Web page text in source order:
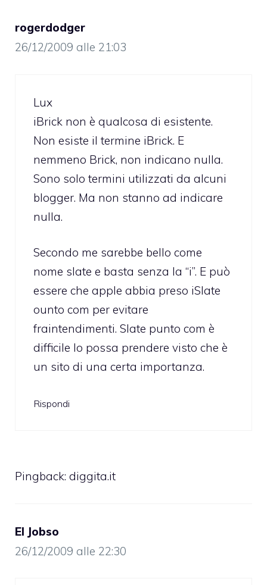
rogerdodger
26/12/2009 alle 21:03
Lux
iBrick non è qualcosa di esistente.
Non esiste il termine iBrick. E
nemmeno Brick, non indicano nulla.
Sono solo termini utilizzati da alcuni
blogger. Ma non stanno ad indicare
nulla.
Secondo me sarebbe bello come
nome slate e basta senza la “i”. E può
essere che apple abbia preso iSlate
ounto com per evitare
fraintendimenti. Slate punto com è
difficile lo possa prendere visto che è
un sito di una certa importanza.
Rispondi
Pingback: diggita.it
El Jobso
26/12/2009 alle 22:30